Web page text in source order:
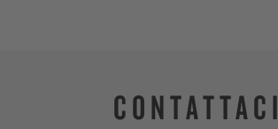
CONTATTACI